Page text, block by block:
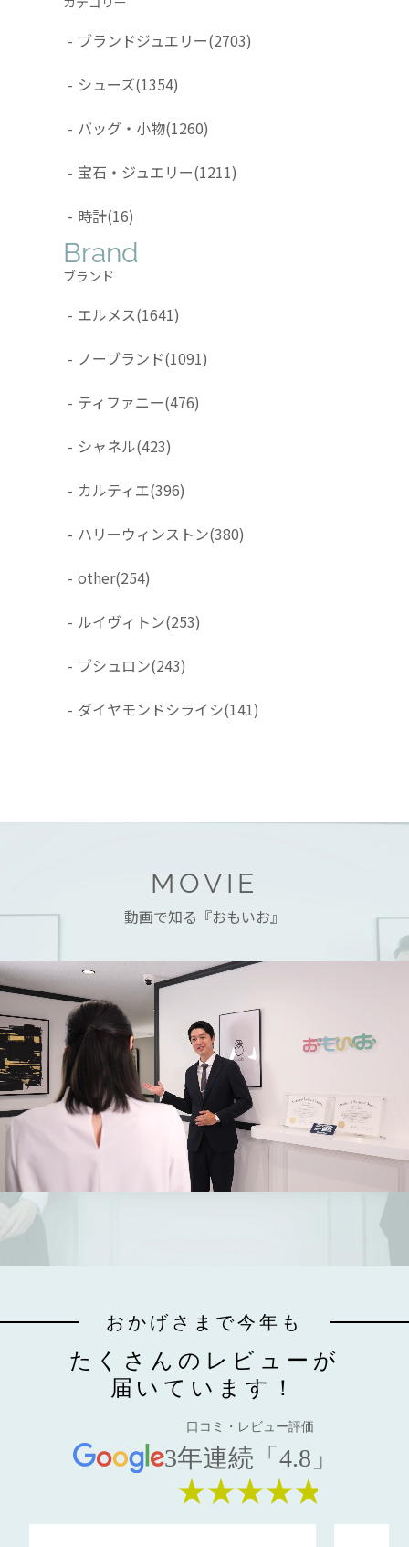
- ブランドジュエリー(2703)
- シューズ(1354)
- バッグ・小物(1260)
- 宝石・ジュエリー(1211)
- 時計(16)
Brand
ブランド
- エルメス(1641)
- ノーブランド(1091)
- ティファニー(476)
- シャネル(423)
- カルティエ(396)
- ハリーウィンストン(380)
- other(254)
- ルイヴィトン(253)
- ブシュロン(243)
- ダイヤモンドシライシ(141)
MOVIE
動画で知る『おもいお』
おかげさまで今年も
たくさんのレビューが
届いています！
口コミ・レビュー評価
3年連続「4.8」
★★★★★